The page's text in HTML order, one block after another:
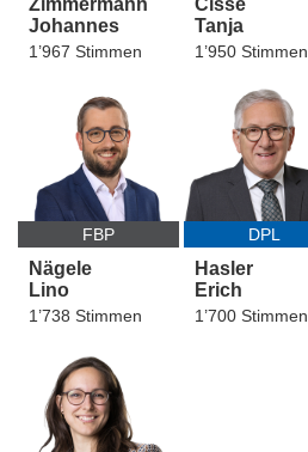
Zimmermann
Johannes
1’967 Stimmen
Cissé
Tanja
1’950 Stimmen
FBP
Nägele
Lino
1’738 Stimmen
DPL
Hasler
Erich
1’700 Stimmen